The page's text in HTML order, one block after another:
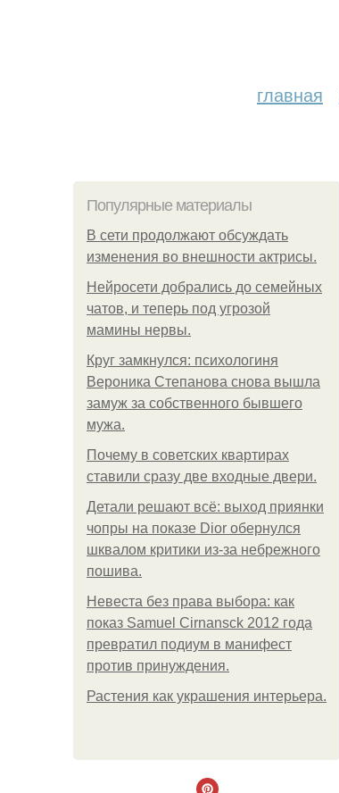
главная
Популярные материалы
В сети продолжают обсуждать
изменения во внешности актрисы.
Нейросети добрались до семейных
чатов, и теперь под угрозой
мамины нервы.
Круг замкнулся: психологиня
Вероника Степанова снова вышла
замуж за собственного бывшего
мужа.
Почему в советских квартирах
ставили сразу две входные двери.
Детали решают всё: выход приянки
чопры на показе Dior обернулся
шквалом критики из-за небрежного
пошива.
Невеста без права выбора: как
показ Samuel Cirnansck 2012 года
превратил подиум в манифест
против принуждения.
Растения как украшения интерьера.